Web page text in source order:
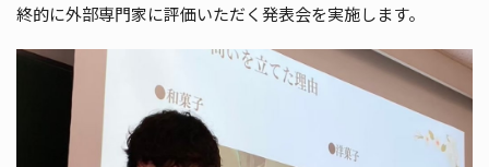
終的に外部専⾨家に評価いただく発表会を実施します。